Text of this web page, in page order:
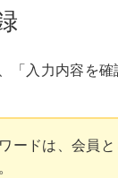
「入力内容を
ードは、会員